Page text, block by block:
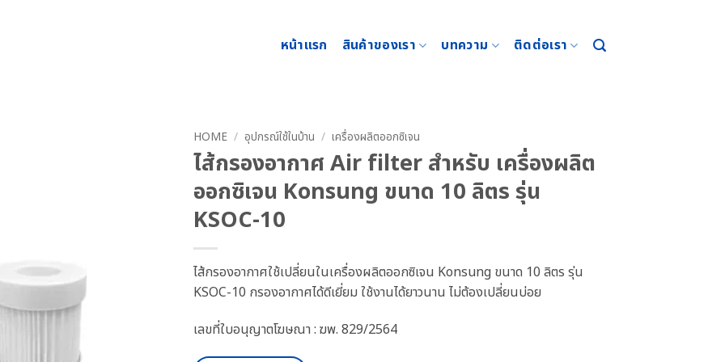
หน้าแรก สินค้าของเรา บทความ ติดต่อเรา
HOME / อุปกรณ์ใช้ในบ้าน / เครื่องผลิตออกซิเจน
ไส้กรองอากาศ Air filter สำหรับ เครื่องผลิต
ออกซิเจน Konsung ขนาด 10 ลิตร รุ่น
KSOC-10
ไส้กรองอากาศใช้เปลี่ยนในเครื่องผลิตออกซิเจน Konsung ขนาด 10 ลิตร รุ่น
KSOC-10 กรองอากาศได้ดีเยี่ยม ใช้งานได้ยาวนาน ไม่ต้องเปลี่ยนบ่อย
เลขที่ใบอนุญาตโฆษณา : ฆพ. 829/2564